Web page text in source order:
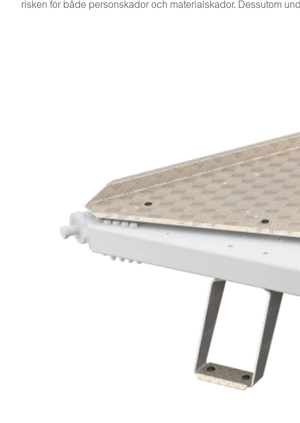
risken för både personskador och materialskador. Dessutom